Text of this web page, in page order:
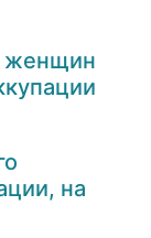
женщин
на